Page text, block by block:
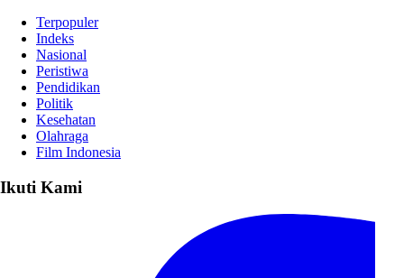
Terpopuler
Indeks
Nasional
Peristiwa
Pendidikan
Politik
Kesehatan
Olahraga
Film Indonesia
Ikuti Kami